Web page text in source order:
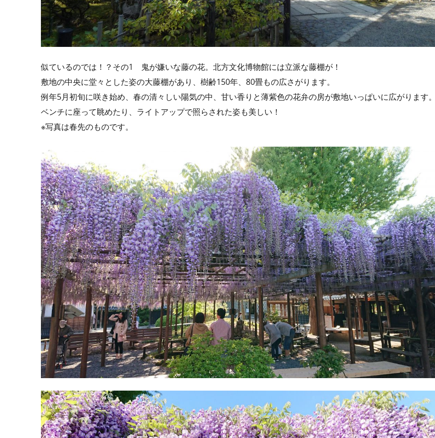
似ているのでは！？その1 鬼が嫌いな藤の花。北方文化博物館には立派な藤棚が！
敷地の中央に堂々とした姿の大藤棚があり、樹齢150年、80畳もの広さがります。
例年5月初旬に咲き始め、春の清々しい陽気の中、甘い香りと薄紫色の花弁の房が敷地いっぱいに広がります。
ベンチに座って眺めたり、ライトアップで照らされた姿も美しい！
※写真は春先のものです。